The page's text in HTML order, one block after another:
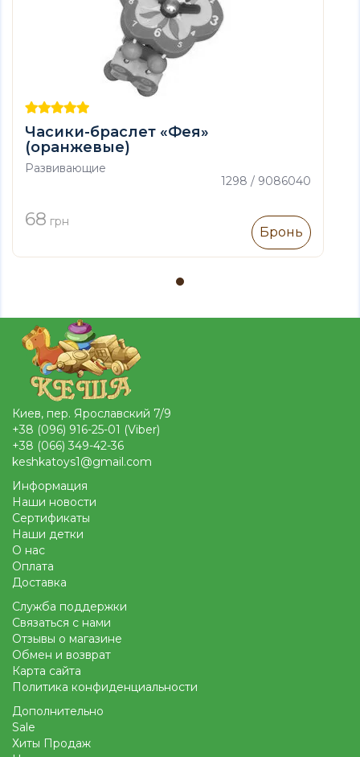
Часики-браслет «Фея»
(оранжевые)
Развивающие
1298 / 9086040
68 грн
Бронь
Киев, пер. Ярославский 7/9
+38 (096) 916-25-01 (Viber)
+38 (066) 349-42-36
keshkatoys1@gmail.com
Информация
Наши новости
Сертификаты
Наши детки
О нас
Оплата
Доставка
Служба поддержки
Связаться с нами
Отзывы о магазине
Обмен и возврат
Карта сайта
Политика конфиденциальности
Дополнительно
Sale
Хиты Продаж